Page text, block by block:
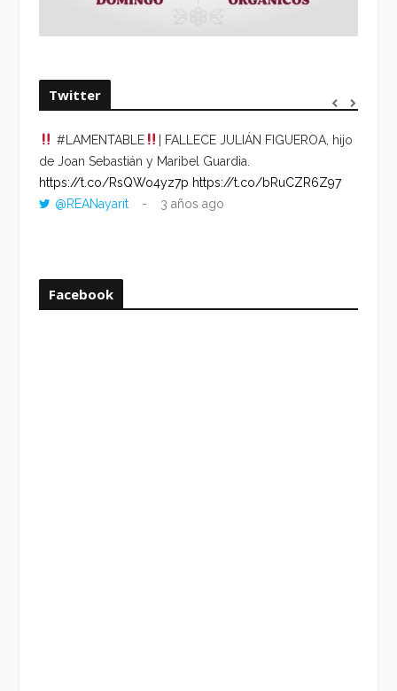
Twitter
#LAMENTABLE
| FALLECE JULIÁN FIGUEROA, hijo
de Joan Sebastián y Maribel Guardia.
https://t.co/RsQWo4yz7p https://t.co/bRuCZR6Z97
@REANayarit
3 años ago
Facebook